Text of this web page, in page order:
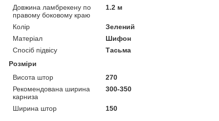
Довжина ламбрекену по
правому боковому краю
1.2 м
Колір
Зелений
Матеріал
Шифон
Спосіб підвісу
Тасьма
Розміри
Висота штор
270
Рекомендована ширина
карниза
300-350
Ширина штор 150